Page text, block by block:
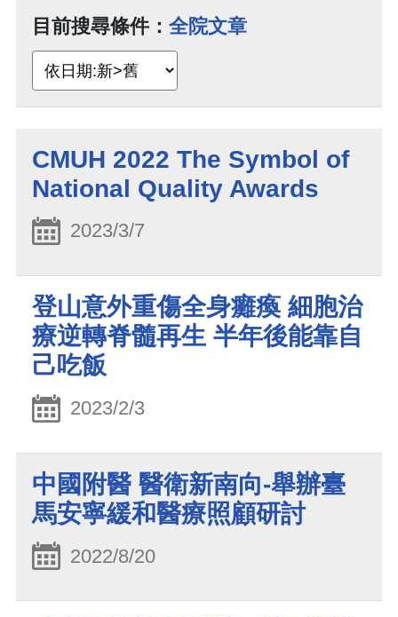
目前搜尋條件： 全院文章
CMUH 2022 The Symbol of
National Quality Awards
2023/3/7
登山意外重傷全身癱瘓 細胞治
療逆轉脊髓再生 半年後能靠自
己吃飯
2023/2/3
中國附醫 醫衛新南向-舉辦臺
馬安寧緩和醫療照顧研討
2022/8/20